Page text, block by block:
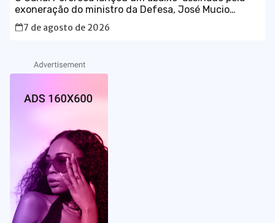
exoneração do ministro da Defesa, José Mucio
Monteiro.
7 de agosto de 2026